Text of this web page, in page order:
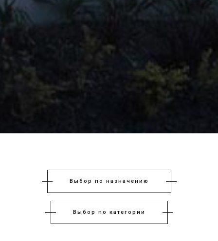
Выбор по назначению
Выбор по категории